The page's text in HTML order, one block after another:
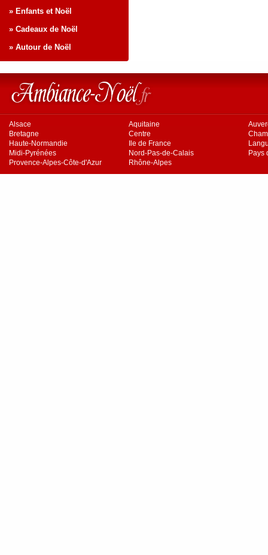
» Enfants et Noël
» Cadeaux de Noël
» Autour de Noël
Alsace Aquitaine
Bretagne
Centre
Haute-Normandie
Ile de France
Midi-Pyrénées
Nord-Pas-de-Calais
Pays
Provence-Alpes-Côte-d'Azur
Rhône-Alpes